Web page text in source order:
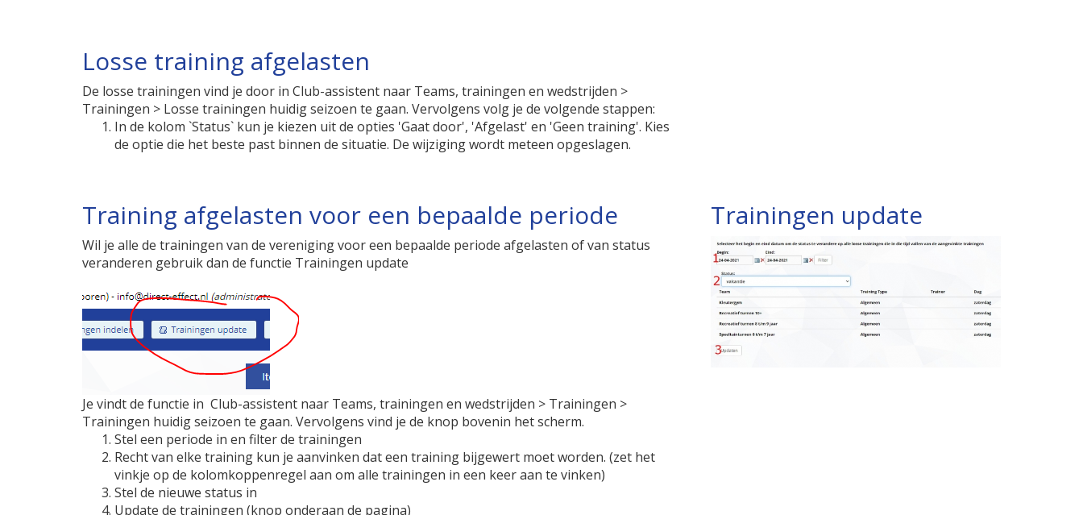
Losse training afgelasten
De losse trainingen vind je door in Club-assistent naar Teams, trainingen en wedstrijden >
Trainingen > Losse trainingen huidig seizoen te gaan. Vervolgens volg je de volgende stappen:
In de kolom `Status` kun je kiezen uit de opties 'Gaat door', 'Afgelast' en 'Geen training'. Kies
de optie die het beste past binnen de situatie. De wijziging wordt meteen opgeslagen.
Training afgelasten voor een bepaalde periode
Wil je alle de trainingen van de vereniging voor een bepaalde periode afgelasten of van status
veranderen gebruik dan de functie Trainingen update
Je vindt de functie in Club-assistent naar Teams, trainingen en wedstrijden > Trainingen >
Trainingen huidig seizoen te gaan. Vervolgens vind je de knop bovenin het scherm.
Stel een periode in en filter de trainingen
Recht van elke training kun je aanvinken dat een training bijgewert moet worden. (zet het
vinkje op de kolomkoppenregel aan om alle trainingen in een keer aan te vinken)
Stel de nieuwe status in
Update de trainingen (knop onderaan de pagina)
Trainingen update